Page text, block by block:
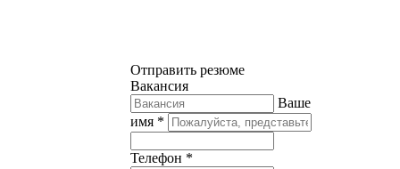
Отправить резюме
Вакансия
Ваше
имя *
Телефон *